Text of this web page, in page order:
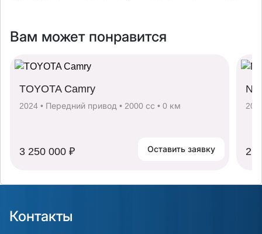
Вам может понравится
TOYOTA Camry
2024 • Передний привод • 2000 сс • 0 км
3 250 000 ₽ Оставить заявку 2
Контакты